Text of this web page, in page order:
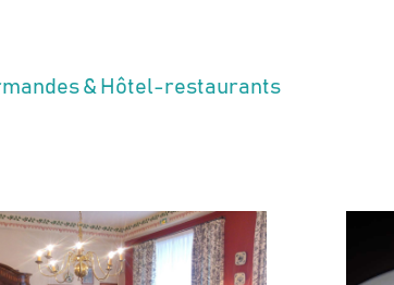
& Hôtel-restaurants